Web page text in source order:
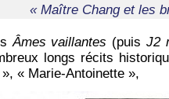
« Maître Chang et les
Âmes vaillantes (puisJ2
longs récits
« Marie-Antoinette »,